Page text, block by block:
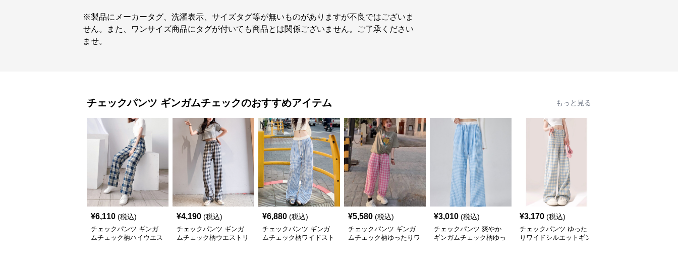
※製品にメーカータグ、洗濯表示、サイズタグ等が無いものがありますが不良ではございま
せん。また、ワンサイズ商品にタグが付いても商品とは関係ございません。ご了承ください
ませ。
チェックパンツ ギンガムチェックのおすすめアイテム もっと見る
¥6,110 (税込)
チェックパンツ ギンガ
ムチェック柄ハイウエス
¥4,190 (税込)
チェックパンツ ギンガ
ムチェック柄ウエストリ
¥6,880 (税込)
チェックパンツ ギンガ
ムチェック柄ワイドスト
¥5,580 (税込)
チェックパンツ ギンガ
ムチェック柄ゆったりワ
¥3,010 (税込)
チェックパンツ 爽やか
ギンガムチェック柄ゆっ
¥3,170 (税込)
チェックパンツ ゆった
りワイドシルエットギン